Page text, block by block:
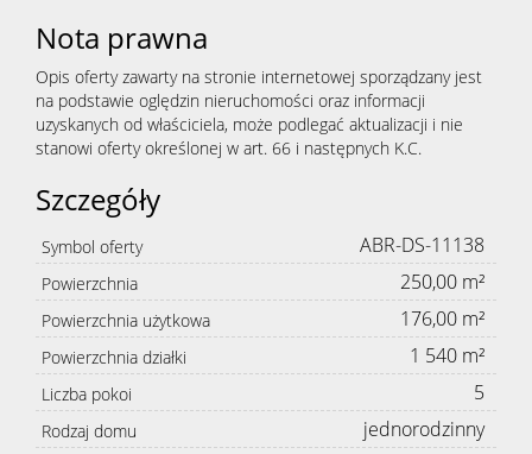
Nota prawna
Opis oferty zawarty na stronie internetowej sporządzany jest
na podstawie oględzin nieruchomości oraz informacji
uzyskanych od właściciela, może podlegać aktualizacji i nie
stanowi oferty określonej w art. 66 i następnych K.C.
Szczegóły
Symbol oferty ABR-DS-11138
Powierzchnia 250,00 m²
Powierzchnia użytkowa 176,00 m²
Powierzchnia działki 1 540 m²
Liczba pokoi 5
Rodzaj domu
jednorodzinny